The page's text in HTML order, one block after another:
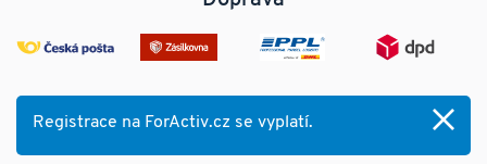
© 2025 ForActiv.cz s.r.o
Registrace na ForActiv.cz se vyplatí.